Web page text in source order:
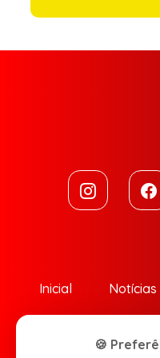
Inicial Notícias
🍪